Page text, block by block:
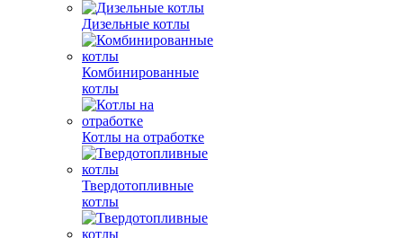
Дизельные котлы
Комбинированные
котлы
Котлы на отработке
Твердотопливные
котлы